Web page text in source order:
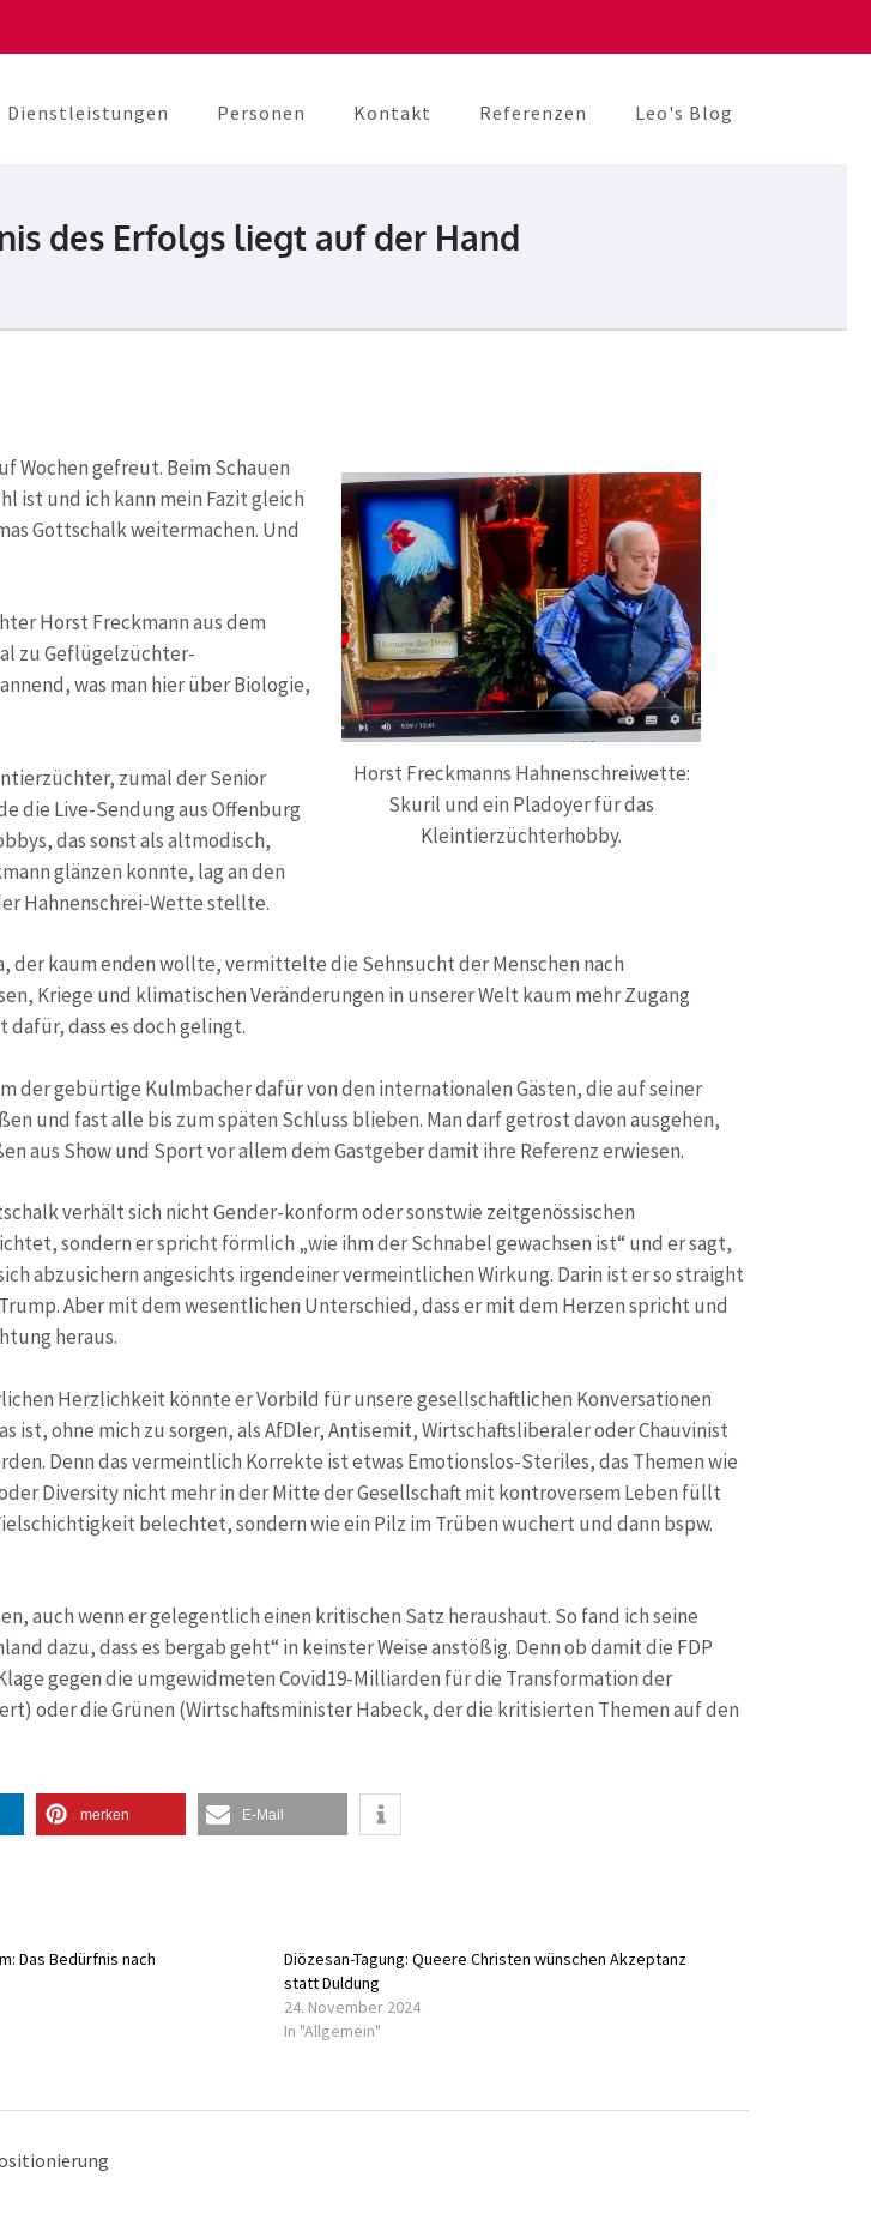
Dienstleistungen Personen Kontakt Referenzen Leo's Blog
des Erfolgs liegt auf der Hand
Horst Freckmanns Hahnenschreiwette:
Skuril und ein Pladoyer für das
Kleintierzüchterhobby.
Wochen gefreut. Beim Schauen
ist und ich kann mein Fazit gleich
Gottschalk weitermachen. Und
Horst Freckmann aus dem
zu Geflügelzüchter-
was man hier über Biologie,
zumal der Senior
die Live-Sendung aus Offenburg
das sonst als altmodisch,
glänzen konnte, lag an den
Hahnenschrei-Wette stellte.
der kaum enden wollte, vermittelte die Sehnsucht der Menschen nach
Kriege und klimatischen Veränderungen in unserer Welt kaum mehr Zugang
dass es doch gelingt.
der gebürtige Kulmbacher dafür von den internationalen Gästen, die auf seiner
und fast alle bis zum späten Schluss blieben. Man darf getrost davon ausgehen,
aus Show und Sport vor allem dem Gastgeber damit ihre Referenz erwiesen.
verhält sich nicht Gender-konform oder sonstwie zeitgenössischen
sondern er spricht förmlich „wie ihm der Schnabel gewachsen ist“ und er sagt,
abzusichern angesichts irgendeiner vermeintlichen Wirkung. Darin ist er so straight
Aber mit dem wesentlichen Unterschied, dass er mit dem Herzen spricht und
heraus.
Herzlichkeit könnte er Vorbild für unsere gesellschaftlichen Konversationen
ist, ohne mich zu sorgen, als AfDler, Antisemit, Wirtschaftsliberaler oder Chauvinist
Denn das vermeintlich Korrekte ist etwas Emotionslos-Steriles, das Themen wie
Diversity nicht mehr in der Mitte der Gesellschaft mit kontroversem Leben füllt
belechtet, sondern wie ein Pilz im Trüben wuchert und dann bspw.
auch wenn er gelegentlich einen kritischen Satz heraushaut. So fand ich seine
dazu, dass es bergab geht“ in keinster Weise anstößig. Denn ob damit die FDP
gegen die umgewidmeten Covid19-Milliarden für die Transformation der
oder die Grünen (Wirtschaftsminister Habeck, der die kritisierten Themen auf den
merken E-Mail
Das Bedürfnis nach
Diözesan-Tagung: Queere Christen wünschen Akzeptanz
statt Duldung
24. November 2024
In "Allgemein"